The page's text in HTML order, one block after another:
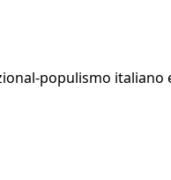
populismo italiano